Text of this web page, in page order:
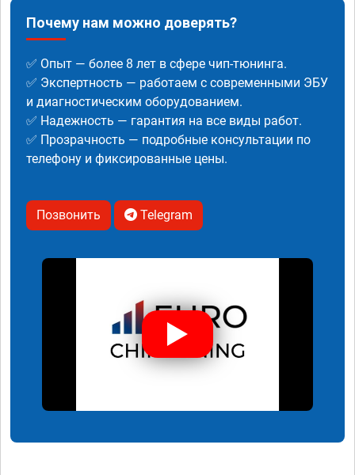
Почему нам можно доверять?
✅ Опыт — более 8 лет в сфере чип-тюнинга.
✅ Экспертность — работаем с современными ЭБУ
и диагностическим оборудованием.
✅ Надежность — гарантия на все виды работ.
✅ Прозрачность — подробные консультации по
телефону и фиксированные цены.
Позвонить Telegram